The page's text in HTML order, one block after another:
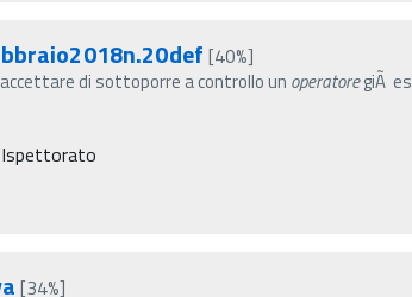
[40%]
di sottoporre a controllo un operatoregiÃ
Ispettorato
[34%]